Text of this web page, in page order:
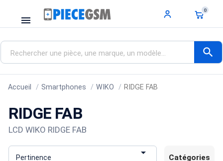
menu
0
search
Accueil Smartphones WIKO RIDGE FAB
RIDGE FAB
LCD WIKO RIDGE FAB
Pertinence  Catégories